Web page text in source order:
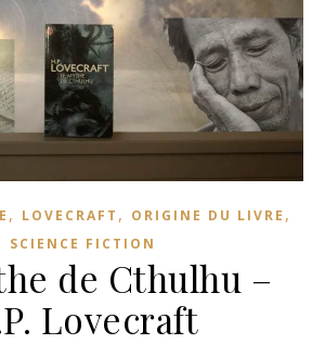
, LOVECRAFT , ORIGINE DU LIVRE ,
SCIENCE FICTION
de Cthulhu –
Lovecraft